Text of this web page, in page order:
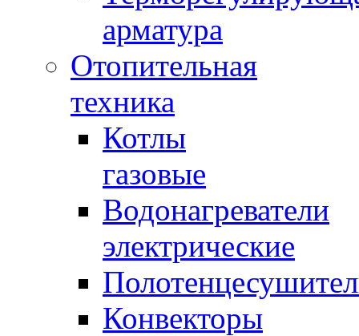
арматура
Отопительная
техника
Котлы
газовые
Водонагреватели
электрические
Конвекторы